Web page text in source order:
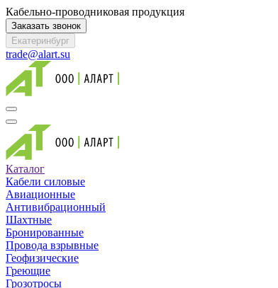
Кабельно-проводниковая продукция
Заказать звонок
Екатеринбург
trade@alart.su
Каталог
Кабели силовые
Авиационные
Антивибрационный
Шахтные
Бронированные
Провода взрывные
Геофизические
Греющие
Грозотросы